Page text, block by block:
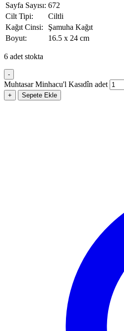
Sayfa Sayısı: 672
Cilt Tipi:
Ciltli
Kağıt Cinsi:
Şamuha Kağıt
Boyut:
16.5 x 24 cm
6 adet stokta
-
Muhtasar Minhacu'l Kasıdîn adet
+ Sepete Ekle